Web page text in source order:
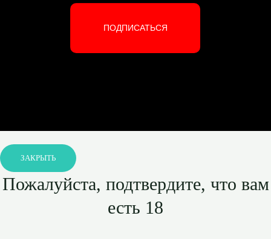
ПОДПИСАТЬСЯ
ЗАКРЫТЬ
Пожалуйста, подтвердите, что вам
есть 18